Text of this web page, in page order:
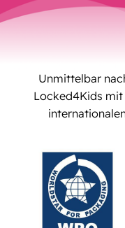
Unmittelbar
Locked4Kids